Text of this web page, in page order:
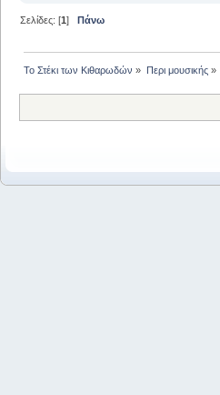
Σελίδες: [1] Πάνω
Το Στέκι των Κιθαρωδών » Περι μουσικής»